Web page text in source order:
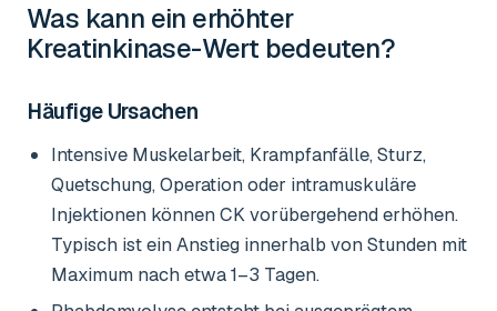
Was kann ein erhöhter
Kreatinkinase-Wert bedeuten?
Häufige Ursachen
Intensive Muskelarbeit, Krampfanfälle, Sturz,
Quetschung, Operation oder intramuskuläre
Injektionen können CK vorübergehend erhöhen.
Typisch ist ein Anstieg innerhalb von Stunden mit
Maximum nach etwa 1–3 Tagen.